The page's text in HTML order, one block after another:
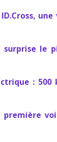
surprise le
: 500
première